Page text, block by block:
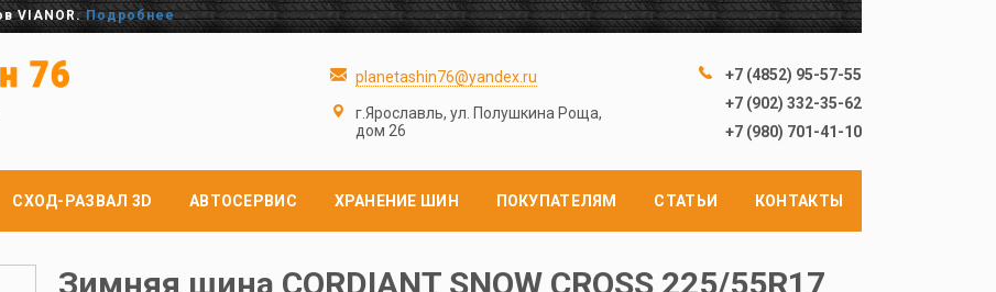
VIANOR.Подробнее
+7 (4852) 95-57-55
+7 (902) 332-35-62
+7 (980) 701-41-10
planetashin76@yandex.ru
г.Ярославль, ул. Полушкина Роща,
дом 26
СХОД-РАЗВАЛ 3D АВТОСЕРВИС ХРАНЕНИЕ ШИН ПОКУПАТЕЛЯМ СТАТЬИ КОНТАКТЫ
Зимняя шина CORDIANT SNOW CROSS 225/55R17